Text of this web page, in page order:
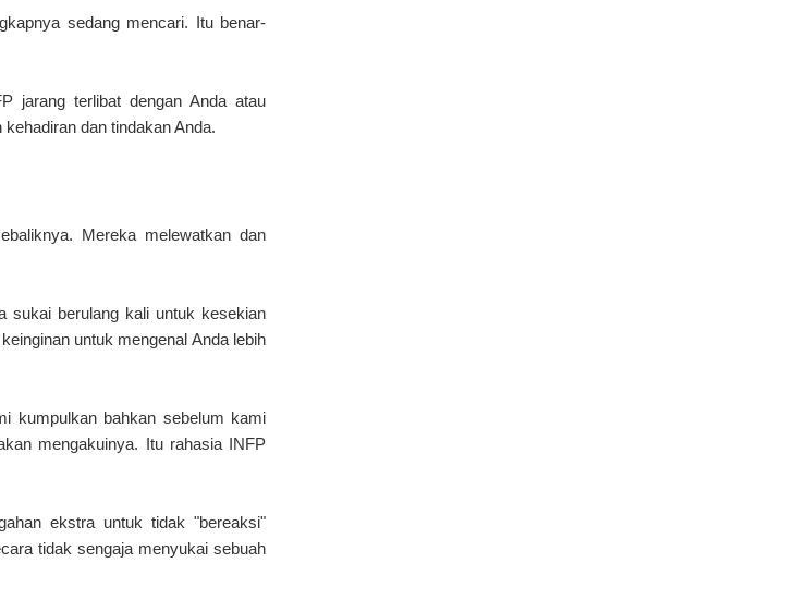
sedang mencari. Itu benar-
jarang terlibat dengan Anda atau
dan tindakan Anda.
Mereka melewatkan dan
sukai berulang kali untuk kesekian
untuk mengenal Anda lebih
kumpulkan bahkan sebelum kami
mengakuinya. Itu rahasia INFP
ekstra untuk tidak "bereaksi"
tidak sengaja menyukai sebuah